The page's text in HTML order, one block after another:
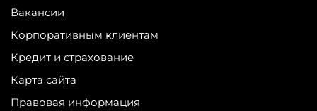
Вакансии
Корпоративным клиентам
Кредит и страхование
Карта сайта
Правовая информация